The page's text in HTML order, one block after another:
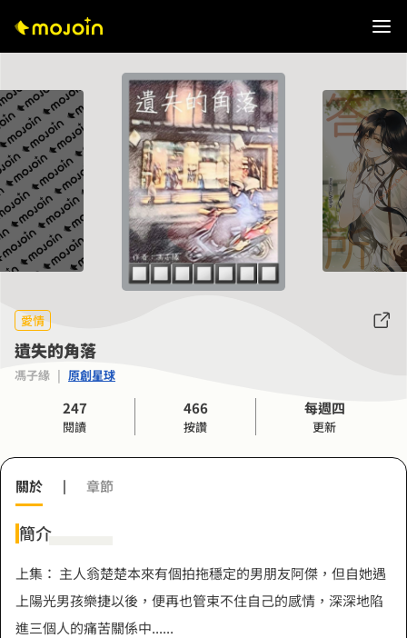
愛情
遺失的角落
馮子緣 | 原創星球
247
閱讀
466
按讚
每週四
更新
關於 | 章節
簡介
上集： 主人翁楚楚本來有個拍拖穩定的男朋友阿傑，但自她遇
上陽光男孩樂捷以後，便再也管束不住自己的感情，深深地陷
進三個人的痛苦關係中......